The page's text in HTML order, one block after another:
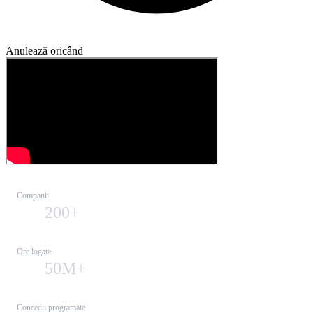
Anulează oricând
Companii
200+
Ore logate
50M+
Concedii programate